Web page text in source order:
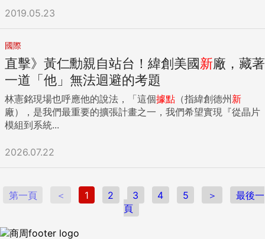
2019.05.23
國際
直擊》黃仁勳親自站台！緯創美國新廠，藏著
一道「他」無法迴避的考題
林憲銘現場也呼應他的說法，「這個據點 （指緯創德州新
廠），是我們最重要的擴張計畫之一，我們希望實現『從晶片
模組到系統...
2026.07.22
第一頁 ＜ 1 2 3 4 5 ＞
最後一
頁